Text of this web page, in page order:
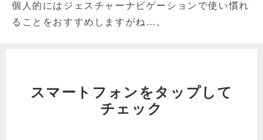
個人的にはジェスチャーナビゲーションで使い慣れ
ることをおすすめしますがね…。
スマートフォンをタップして
チェック